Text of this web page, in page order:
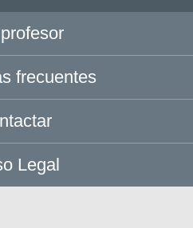
frecuentes
Legal